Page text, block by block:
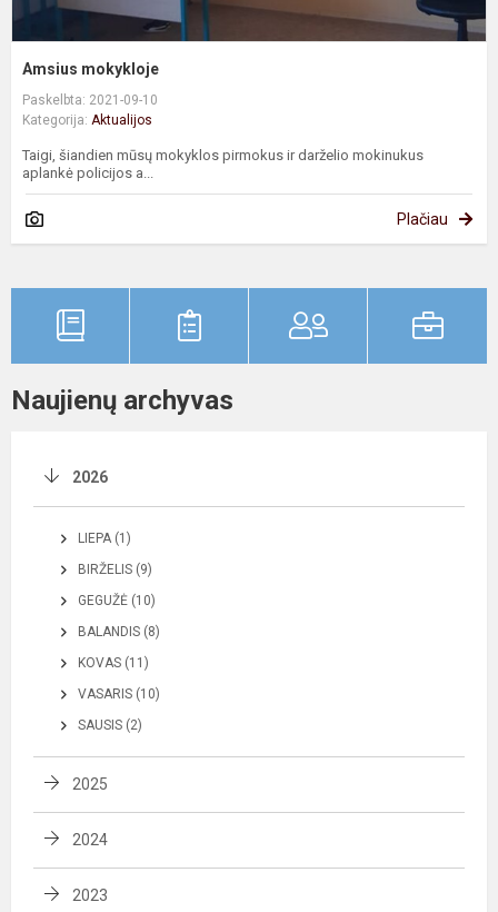
Amsius mokykloje
Paskelbta: 2021-09-10
Kategorija: Aktualijos
Taigi, šiandien mūsų mokyklos pirmokus ir darželio mokinukus
aplankė policijos a...
Plačiau
Naujienų archyvas
2026
LIEPA (1)
BIRŽELIS (9)
GEGUŽĖ (10)
BALANDIS (8)
KOVAS (11)
VASARIS (10)
SAUSIS (2)
2025
2024
2023